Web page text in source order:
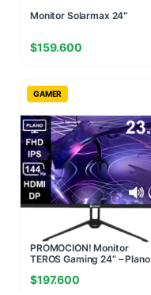
Monitor Solarmax 24″
$159.600
GAMER
PROMOCION! Monitor
TEROS Gaming 24” – Plano
USA)
$197.600